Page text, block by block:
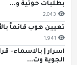
بطلبات حوثية و...
2,043
تعيين هوب قائماً
1,941
اسرار | بالاسماء-
الجوية وت...